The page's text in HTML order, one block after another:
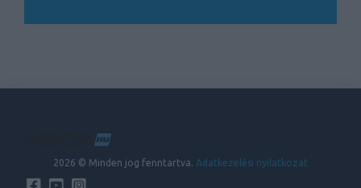
2026 © Minden jog fenntartva. Adatkezelési nyilatkozat